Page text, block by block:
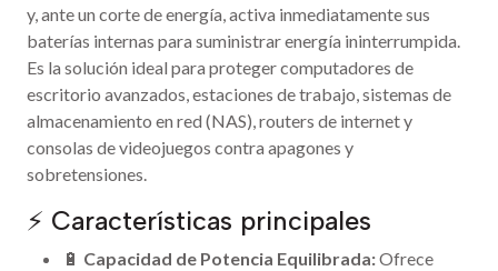
y, ante un corte de energía, activa inmediatamente sus
baterías internas para suministrar energía ininterrumpida.
Es la solución ideal para proteger computadores de
escritorio avanzados, estaciones de trabajo, sistemas de
almacenamiento en red (NAS), routers de internet y
consolas de videojuegos contra apagones y
sobretensiones.
⚡ Características principales
🔋 Capacidad de Potencia Equilibrada:Ofrece